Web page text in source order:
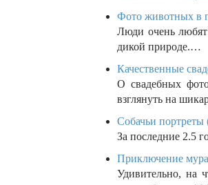
Фото животных в
Люди очень
дикой природе.…
Качественные
О свадебных
взглянуть на
Собачьи портреты
За последние 2.5
Приключение
Удивительно, на